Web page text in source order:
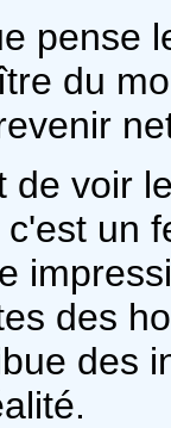
pense
du
de voir
un
des
des